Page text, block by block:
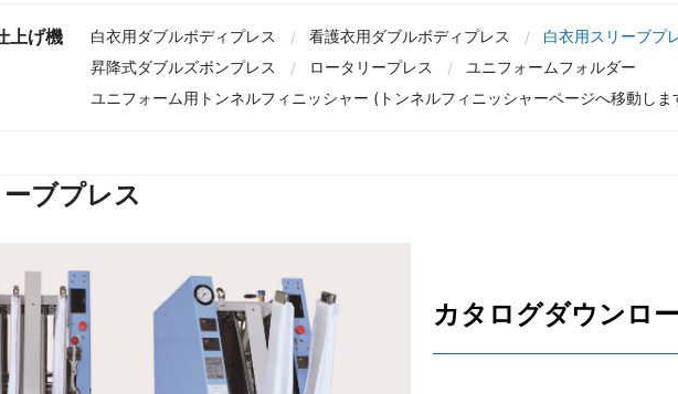
上げ機 白衣用ダブルボディプレス 看護衣用ダブルボディプレス 白衣用スリーブプ
昇降式ダブルズボンプレス
ロータリープレス
ユニフォームフォルダー
ユニフォーム用トンネルフィニッシャー (トンネルフィニッシャーページへ移動しま
ブプレス
カタログダウンロ
YAC Systems
大倉電気株式
三和電気計器株